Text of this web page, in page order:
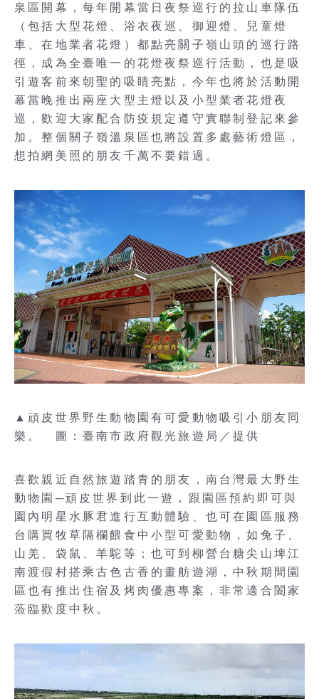
泉區開幕，每年開幕當日夜祭巡行的拉山車隊伍
（包括大型花燈、浴衣夜巡、御迎燈、兒童燈
車、在地業者花燈）都點亮關子嶺山頭的巡行路
徑，成為全臺唯一的花燈夜祭巡行活動，也是吸
引遊客前來朝聖的吸睛亮點，今年也將於活動開
幕當晚推出兩座大型主燈以及小型業者花燈夜
巡，歡迎大家配合防疫規定遵守實聯制登記來參
加。整個關子嶺溫泉區也將設置多處藝術燈區，
想拍網美照的朋友千萬不要錯過。
▲頑皮世界野生動物園有可愛動物吸引小朋友同
樂。 圖：臺南市政府觀光旅遊局／提供
喜歡親近自然旅遊踏青的朋友，南台灣最大野生
動物園─頑皮世界到此一遊，跟園區預約即可與
園內明星水豚君進行互動體驗、也可在園區服務
台購買牧草隔欄餵食中小型可愛動物，如兔子、
山羌、袋鼠、羊駝等；也可到柳營台糖尖山埤江
南渡假村搭乘古色古香的畫舫遊湖，中秋期間園
區也有推出住宿及烤肉優惠專案，非常適合闔家
蒞臨歡度中秋。